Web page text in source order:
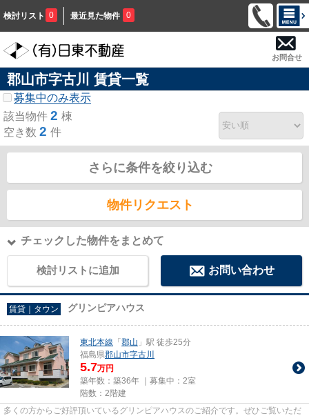
検討リスト 0 最近見た物件 0
お問合せ
郡山市字古川 賃貸一覧
募集中のみ表示
該当物件 2 棟
空き数 2 件
さらに条件を絞り込む
物件リクエスト
チェックした物件をまとめて
検討リストに追加 お問い合わせ
賃貸｜タウン グリンピアハウス
東北本線 「 郡山 」駅 徒歩25分
福島県郡山市字古川
5.7万円
築年数：築36年 ｜募集中： 2室
階数：2階建
多くの方からご好評頂いているグリンピアハウスのご紹介です。ぜひご覧いただ